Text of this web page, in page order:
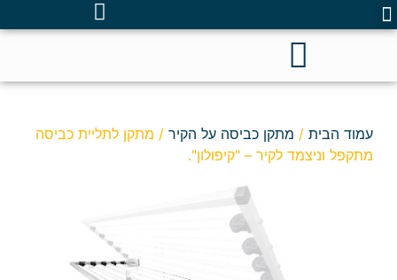
עמוד הבית/ מתקן כביסה על הקיר/ מתקן לתליית כביסה
מתקפל וניצמד לקיר – "קיפולון".